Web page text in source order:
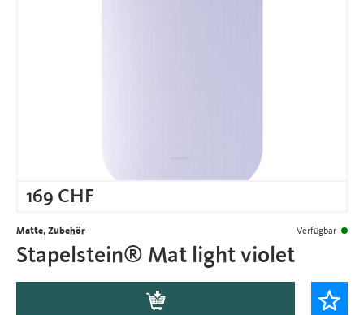
169 CHF
Matte, Zubehör Verfügbar
Stapelstein® Mat light violet